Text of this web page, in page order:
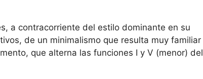
a contracorriente del estilo dominante en su
de un minimalismo que resulta muy familiar
que alterna las funciones I y V (menor) del